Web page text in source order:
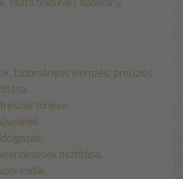
tudományos elemzés, precíziós
törlése.
tisztítása.
irodák.